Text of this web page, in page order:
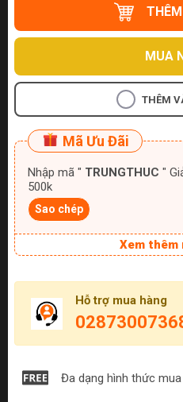
MUA
THÊM
Mã Ưu Đãi
Nhập mã " TRUNGTHUC " Giảm giá 20k cho đơn hàng từ
500k
Sao chép
Xem thêm
Hỗ trợ mua hàng
Đa dạng hình thức